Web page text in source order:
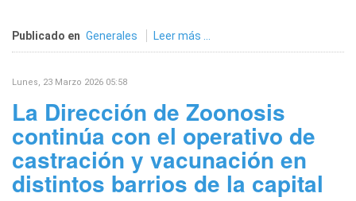
Publicado en Generales Leer más ...
Lunes, 23 Marzo 2026 05:58
La Dirección de Zoonosis
continúa con el operativo de
castración y vacunación en
distintos barrios de la capital